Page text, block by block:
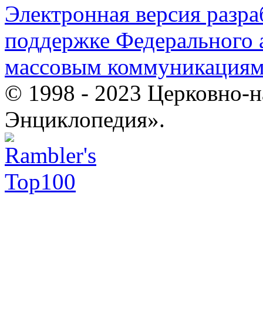
Электронная версия
поддержке Федерального
массовым
© 1998 - 2023 Церковно-
Энциклопедия».